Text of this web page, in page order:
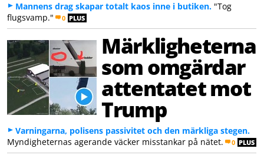
Mannens drag skapar totalt kaos inne i butiken. "Tog
flugsvamp."
0 PLUS
Märkligheterna
som omgärdar
attentatet mot
Trump
Varningarna, polisens passivitet och den märkliga stegen.
Myndigheternas agerande väcker misstankar på nätet.
0 PLUS